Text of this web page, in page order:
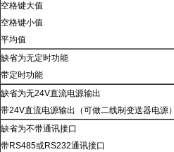
空格键大值
空格键小值
平均值
缺省为无定时功能
带定时功能
缺省为无24V直流电源输出
带24V直流电源输出（可做二线制变送器电源
缺省为不带通讯接口
带RS485或RS232通讯接口